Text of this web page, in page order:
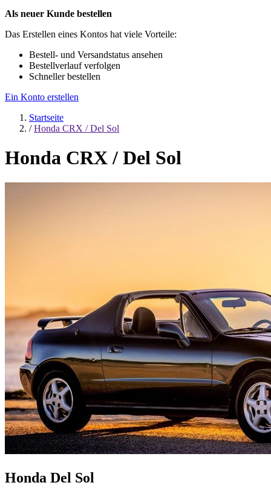
Als neuer Kunde bestellen
Das Erstellen eines Kontos hat viele Vorteile:
Bestell- und Versandstatus ansehen
Bestellverlauf verfolgen
Schneller bestellen
Ein Konto erstellen
Startseite
/ Honda CRX / Del Sol
Honda CRX / Del Sol
Honda Del Sol